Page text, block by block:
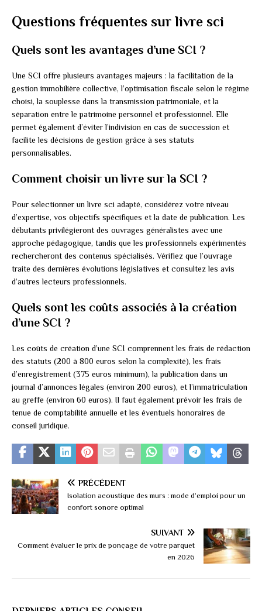
Questions fréquentes sur livre sci
Quels sont les avantages d’une SCI ?
Une SCI offre plusieurs avantages majeurs : la facilitation de la
gestion immobilière collective, l’optimisation fiscale selon le régime
choisi, la souplesse dans la transmission patrimoniale, et la
séparation entre le patrimoine personnel et professionnel. Elle
permet également d’éviter l’indivision en cas de succession et
facilite les décisions de gestion grâce à ses statuts
personnalisables.
Comment choisir un livre sur la SCI ?
Pour sélectionner un livre sci adapté, considérez votre niveau
d’expertise, vos objectifs spécifiques et la date de publication. Les
débutants privilégieront des ouvrages généralistes avec une
approche pédagogique, tandis que les professionnels expérimentés
rechercheront des contenus spécialisés. Vérifiez que l’ouvrage
traite des dernières évolutions législatives et consultez les avis
d’autres lecteurs professionnels.
Quels sont les coûts associés à la création
d’une SCI ?
Les coûts de création d’une SCI comprennent les frais de rédaction
des statuts (200 à 800 euros selon la complexité), les frais
d’enregistrement (375 euros minimum), la publication dans un
journal d’annonces légales (environ 200 euros), et l’immatriculation
au greffe (environ 60 euros). Il faut également prévoir les frais de
tenue de comptabilité annuelle et les éventuels honoraires de
conseil juridique.
PRÉCÉDENT
Isolation acoustique des murs : mode d’emploi pour un
confort sonore optimal
SUIVANT
Comment évaluer le prix de ponçage de votre parquet
en 2026